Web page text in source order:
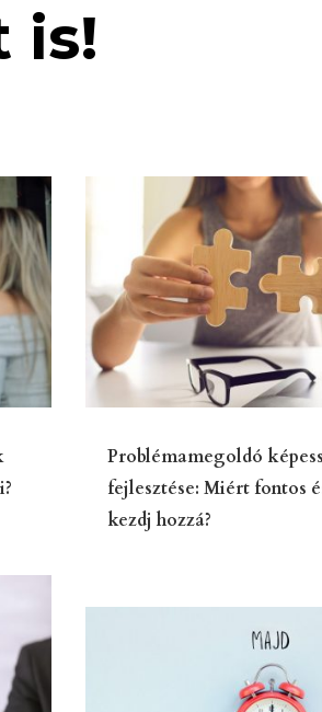
is!
Problémamegoldó
fejlesztése: Miért fontos
kezdj hozzá?